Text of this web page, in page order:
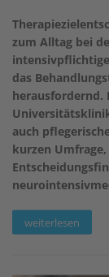
zum Alltag bei
das
herausfordernd.
auch
kurzen
weiterlesen